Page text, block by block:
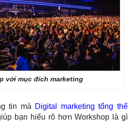
với mục đích marketing
tin mà Digital marketing tổng thể
bạn hiểu rõ hơn Workshop là gì